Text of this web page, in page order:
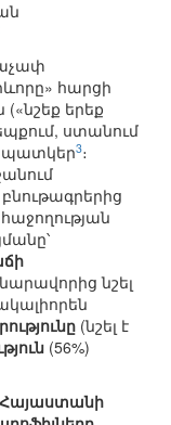
հարցի
երեք
ստանում
պատկեր3։
նշել
(նշել է
(56%)